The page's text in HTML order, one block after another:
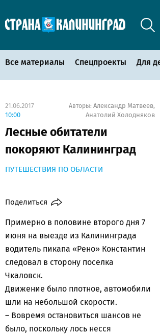
Все материалы Спецпроекты Для
21.06.2017
10:00
Авторы: Александр Матвеев,
Анатолий Холодняков
Лесные обитатели
покоряют Калининград
ПУТЕШЕСТВИЯ ПО ОБЛАСТИ
Поделиться
Примерно в половине второго дня 7
июня на выезде из Калининграда
водитель пикапа «Рено» Константин
следовал в сторону поселка
Чкаловск.
Движение было плотное, автомобили
шли на небольшой скорости.
– Вовремя остановиться шансов не
было, поскольку лось несся